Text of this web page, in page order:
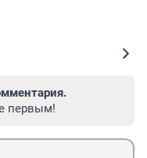
первым!